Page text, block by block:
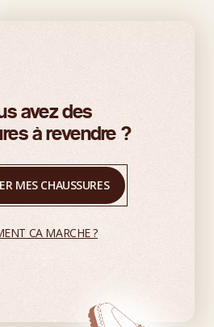
avez des
à revendre ?
MES CHAUSSURES
CA MARCHE ?